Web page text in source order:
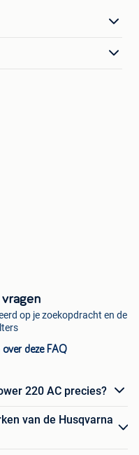
op je zoekopdracht en de
deze FAQ
220 AC precies?
van de Husqvarna